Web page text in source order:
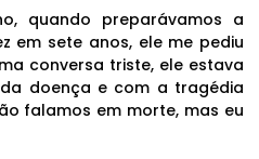
quando preparávamos a
em sete anos, ele me pediu
conversa triste, ele estava
doença e com a tragédia
falamos em morte, mas eu